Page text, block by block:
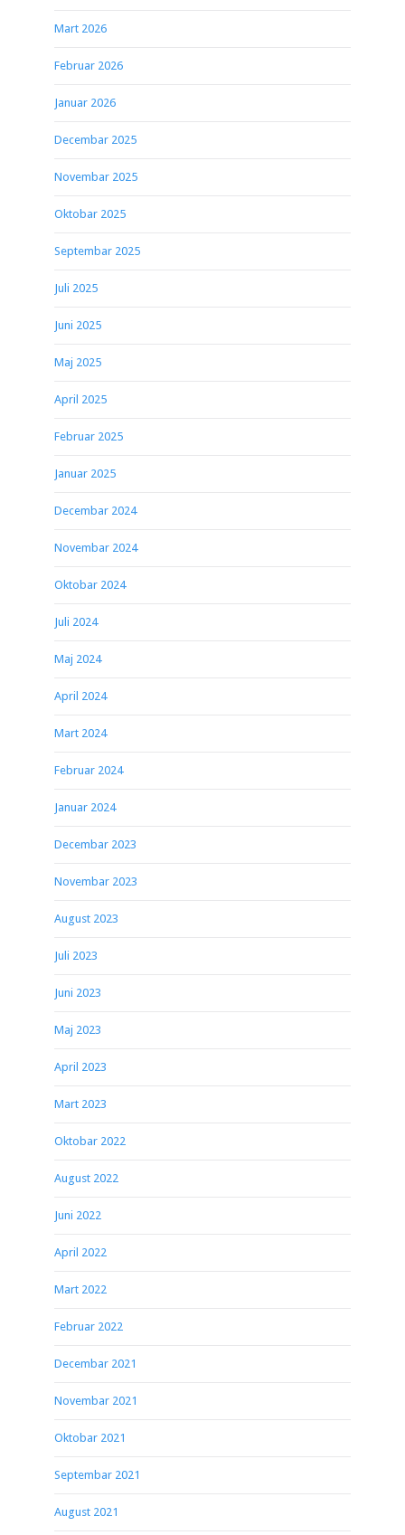
Mart 2026
Februar 2026
Januar 2026
Decembar 2025
Novembar 2025
Oktobar 2025
Septembar 2025
Juli 2025
Juni 2025
Maj 2025
April 2025
Februar 2025
Januar 2025
Decembar 2024
Novembar 2024
Oktobar 2024
Juli 2024
Maj 2024
April 2024
Mart 2024
Februar 2024
Januar 2024
Decembar 2023
Novembar 2023
August 2023
Juli 2023
Juni 2023
Maj 2023
April 2023
Mart 2023
Oktobar 2022
August 2022
Juni 2022
April 2022
Mart 2022
Februar 2022
Decembar 2021
Novembar 2021
Oktobar 2021
Septembar 2021
August 2021